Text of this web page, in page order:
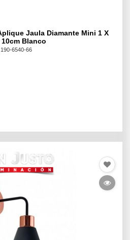
Jaula Diamante Mini 1 X
10cm Blanco
190-6540-66